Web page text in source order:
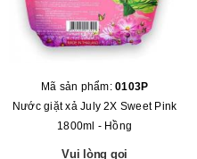
Mã sản phẩm:0103P
Nước giặt xả July 2X Sweet Pink
1800ml - Hồng
Vui lòng gọi